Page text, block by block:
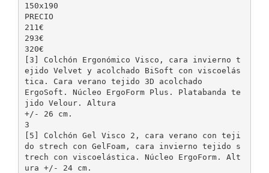
150x190
PRECIO
211€
293€
320€
[3] Colchón Ergonómico Visco, cara invierno t
ejido Velvet y acolchado BiSoft con viscoelás
tica. Cara verano tejido 3D acolchado
ErgoSoft. Núcleo ErgoForm Plus. Platabanda te
jido Velour. Altura
+/- 26 cm.
3
[5] Colchón Gel Visco 2, cara verano con teji
do strech con GelFoam, cara invierno tejido s
trech con viscoelástica. Núcleo ErgoForm. Alt
ura +/- 24 cm.